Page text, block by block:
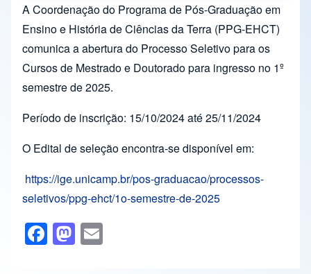
A Coordenação do Programa de Pós-Graduação em
Ensino e História de Ciências da Terra (PPG-EHCT)
comunica a abertura do Processo Seletivo para os
Cursos de Mestrado e Doutorado para ingresso no 1º
semestre de 2025.
Período de inscrição: 15/10/2024 até 25/11/2024
O Edital de seleção encontra-se disponível em:
https://ige.unicamp.br/pos-graduacao/processos-
seletivos/ppg-ehct/1o-semestre-de-2025
F
a
M
a